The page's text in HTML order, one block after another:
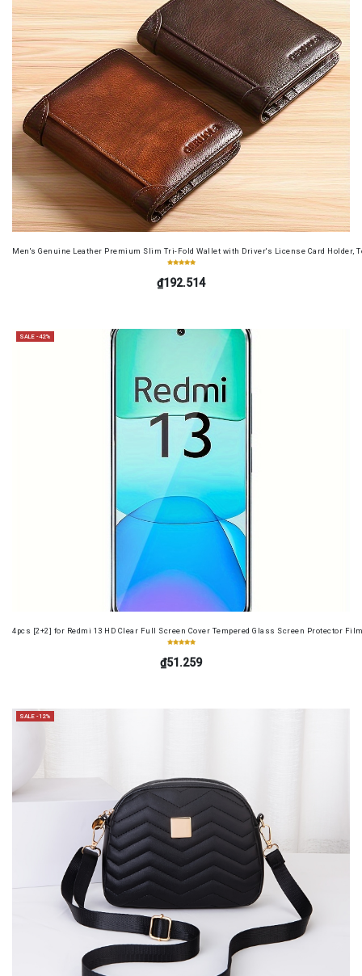
Men's Genuine Leather Premium Slim Tri-Fold Wallet with Driver's License Card Holder,
₫192.514
SALE -42%
4pcs [2+2] for Redmi 13 HD Clear Full Screen Cover Tempered Glass Screen Protector
₫51.259
SALE -12%